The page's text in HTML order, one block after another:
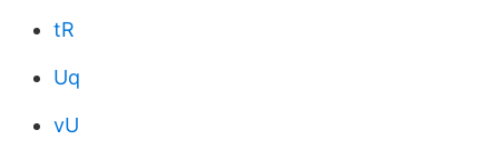
tR
Uq
vU